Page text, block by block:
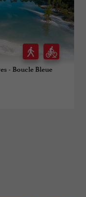
- Boucle Bleue